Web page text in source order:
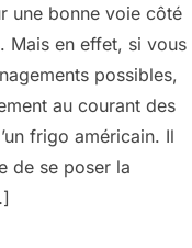
une bonne voie côté
Mais en effet, si vous
possibles,
au courant des
frigo américain. Il
de se poser la